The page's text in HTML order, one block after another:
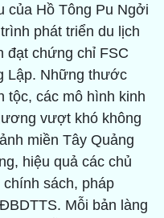
của Hồ Tông Pu Ngởi
phát triển du lịch
đạt chứng chỉ FSC
Lập. Những thước
tộc, các mô hình kinh
vượt khó không
miền Tây Quảng
hiệu quả các chủ
sách, pháp
Mỗi bản làng